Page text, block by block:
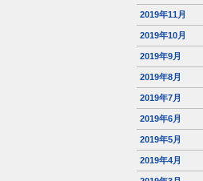
2019年11月
2019年10月
2019年9月
2019年8月
2019年7月
2019年6月
2019年5月
2019年4月